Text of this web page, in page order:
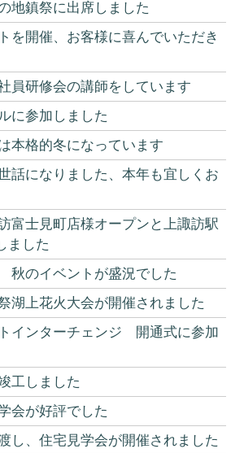
地鎮祭に出席しました
を開催、お客様に喜んでいただき
員研修会の講師をしています
に参加しました
本格的冬になっています
話になりました、本年も宜しくお
富士見町店様オープンと上諏訪駅
ました
秋のイベントが盛況でした
湖上花火大会が開催されました
インターチェンジ 開通式に参加
工しました
会が好評でした
し、住宅見学会が開催されました